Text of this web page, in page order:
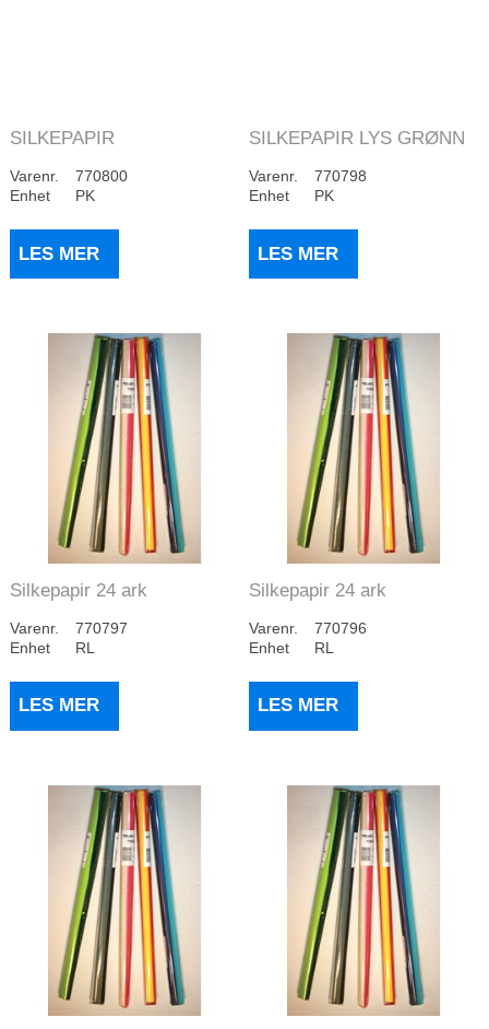
SILKEPAPIR
Varenr.
770800
Enhet
PK
LES MER
SILKEPAPIR LYS GRØNN
Varenr.
770798
Enhet
PK
LES MER
Silkepapir 24 ark
Varenr.
770797
Enhet
RL
LES MER
Silkepapir 24 ark
Varenr.
770796
Enhet
RL
LES MER